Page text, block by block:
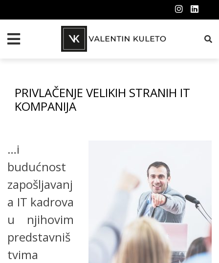
PRIVLAČENJE VELIKIH STRANIH IT
KOMPANIJA
…i
budućnost
zapošljavanj
a IT kadrova
u njihovim
predstavniš
tvima